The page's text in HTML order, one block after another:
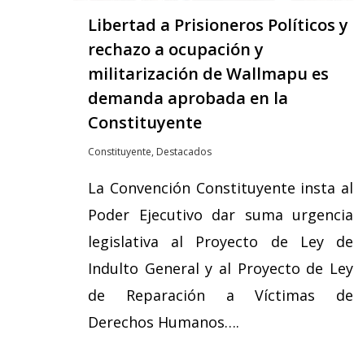
Libertad a Prisioneros Políticos y
rechazo a ocupación y
militarización de Wallmapu es
demanda aprobada en la
Constituyente
Constituyente, Destacados
La Convención Constituyente insta al
Poder Ejecutivo dar suma urgencia
legislativa al Proyecto de Ley de
Indulto General y al Proyecto de Ley
de Reparación a Víctimas de
Derechos Humanos….